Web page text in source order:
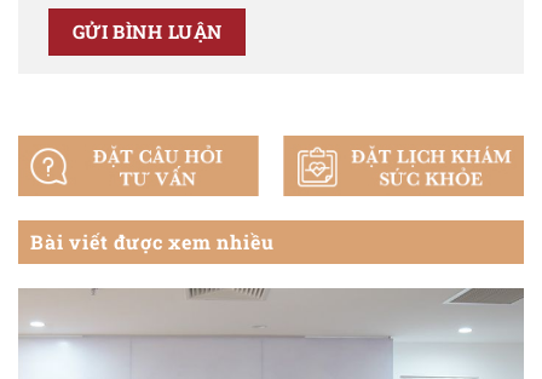
Bài viết được xem nhiều